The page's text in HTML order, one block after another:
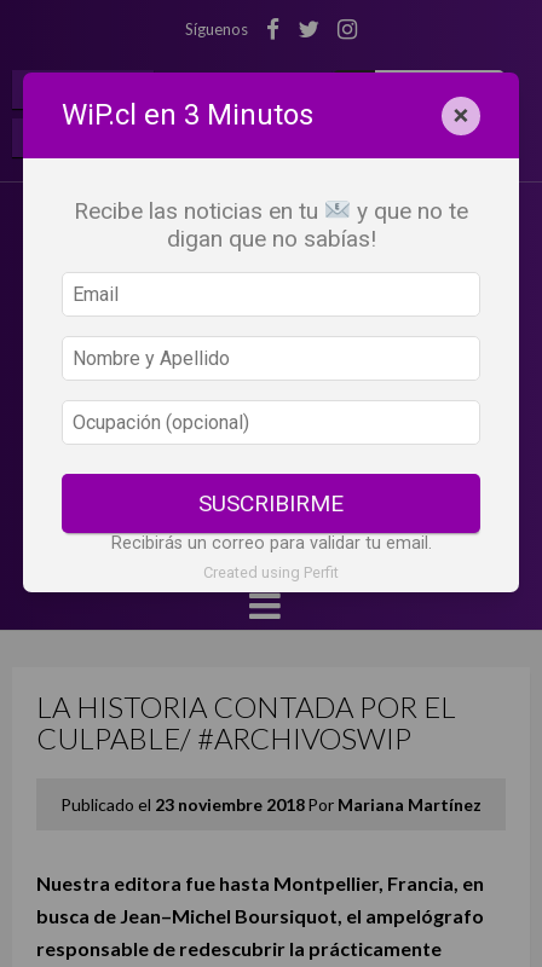
Síguenos
LA HISTORIA CONTADA POR EL
CULPABLE/ #ARCHIVOSWIP
Publicado el 23 noviembre 2018Por Mariana Martínez
Nuestra editora fue hasta Montpellier, Francia, en
busca de Jean–Michel Boursiquot, el ampelógrafo
responsable de redescubrir la prácticamente
WiP.cl en 3 Minutos ×
Recibe las noticias en tu
y que no te
digan que no sabías!
SUSCRIBIRME
Recibirás un correo para validar tu email.
Created using Perfit